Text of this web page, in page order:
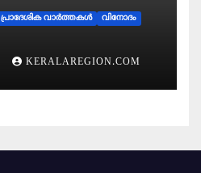
പ്രാദേശിക വാര്‍ത്തകള്‍
വിനോദം
KERALAREGION.COM